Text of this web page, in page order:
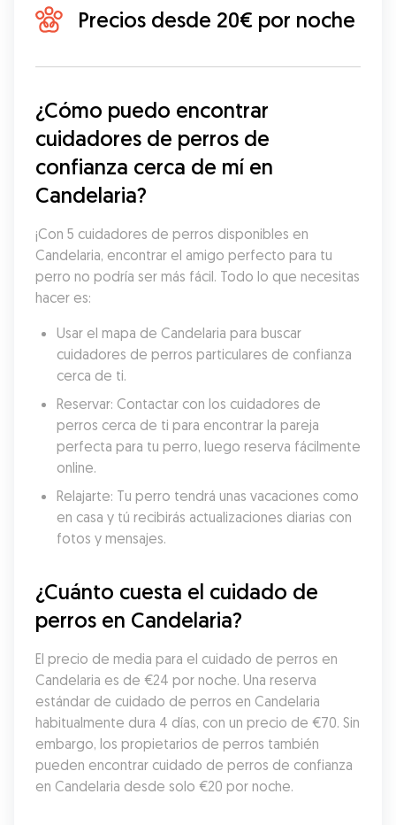
Precios desde 20€ por noche
¿Cómo puedo encontrar
cuidadores de perros de
confianza cerca de mí en
Candelaria?
¡Con 5 cuidadores de perros disponibles en
Candelaria, encontrar el amigo perfecto para tu
perro no podría ser más fácil. Todo lo que necesitas
hacer es:
Usar el mapa de Candelaria para buscar
cuidadores de perros particulares de confianza
cerca de ti.
Reservar: Contactar con los cuidadores de
perros cerca de ti para encontrar la pareja
perfecta para tu perro, luego reserva fácilmente
online.
Relajarte: Tu perro tendrá unas vacaciones como
en casa y tú recibirás actualizaciones diarias con
fotos y mensajes.
¿Cuánto cuesta el cuidado de
perros en Candelaria?
El precio de media para el cuidado de perros en
Candelaria es de €24 por noche. Una reserva
estándar de cuidado de perros en Candelaria
habitualmente dura 4 días, con un precio de €70. Sin
embargo, los propietarios de perros también
pueden encontrar cuidado de perros de confianza
en Candelaria desde solo €20 por noche.